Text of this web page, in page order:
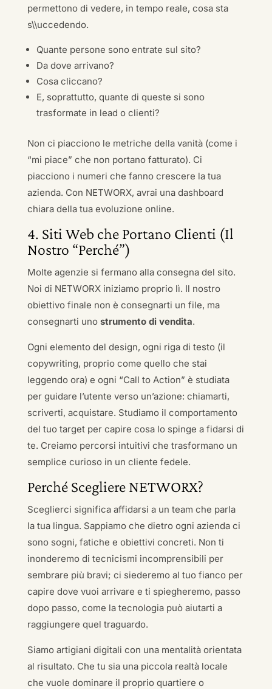
permettono di vedere, in tempo reale, cosa sta
s\\uccedendo.
Quante persone sono entrate sul sito?
Da dove arrivano?
Cosa cliccano?
E, soprattutto, quante di queste si sono
trasformate in lead o clienti?
Non ci piacciono le metriche della vanità (come i
“mi piace” che non portano fatturato). Ci
piacciono i numeri che fanno crescere la tua
azienda. Con NETWORX, avrai una dashboard
chiara della tua evoluzione online.
4. Siti Web che Portano Clienti (Il
Nostro “Perché”)
Molte agenzie si fermano alla consegna del sito.
Noi di NETWORX iniziamo proprio lì. Il nostro
obiettivo finale non è consegnarti un file, ma
consegnarti uno strumento di vendita.
Ogni elemento del design, ogni riga di testo (il
copywriting, proprio come quello che stai
leggendo ora) e ogni “Call to Action” è studiata
per guidare l’utente verso un’azione: chiamarti,
scriverti, acquistare. Studiamo il comportamento
del tuo target per capire cosa lo spinge a fidarsi di
te. Creiamo percorsi intuitivi che trasformano un
semplice curioso in un cliente fedele.
Perché Scegliere NETWORX?
Sceglierci significa affidarsi a un team che parla
la tua lingua. Sappiamo che dietro ogni azienda ci
sono sogni, fatiche e obiettivi concreti. Non ti
inonderemo di tecnicismi incomprensibili per
sembrare più bravi; ci siederemo al tuo fianco per
capire dove vuoi arrivare e ti spiegheremo, passo
dopo passo, come la tecnologia può aiutarti a
raggiungere quel traguardo.
Siamo artigiani digitali con una mentalità orientata
al risultato. Che tu sia una piccola realtà locale
che vuole dominare il proprio quartiere o